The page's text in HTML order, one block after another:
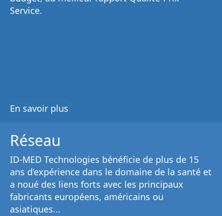
Service.
En savoir plus
Réseau
ID-MED Technologies bénéficie de plus de 15
ans d’expérience dans le domaine de la santé et
a noué des liens forts avec les principaux
fabricants européens, américains ou
asiatiques...